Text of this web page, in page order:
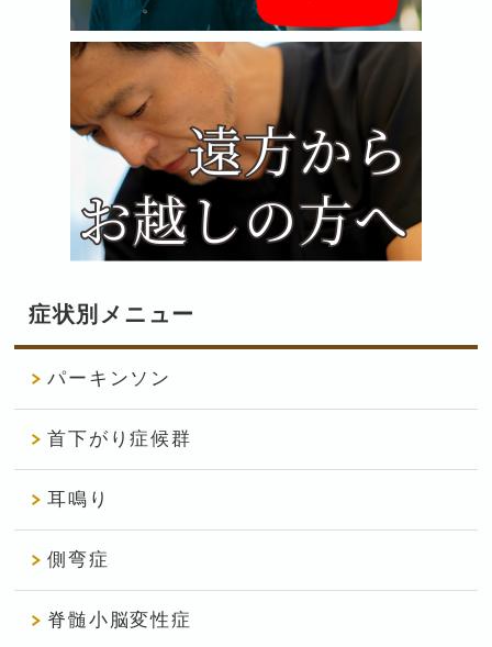
症状別メニュー
パーキンソン
首下がり症候群
耳鳴り
側弯症
脊髄小脳変性症